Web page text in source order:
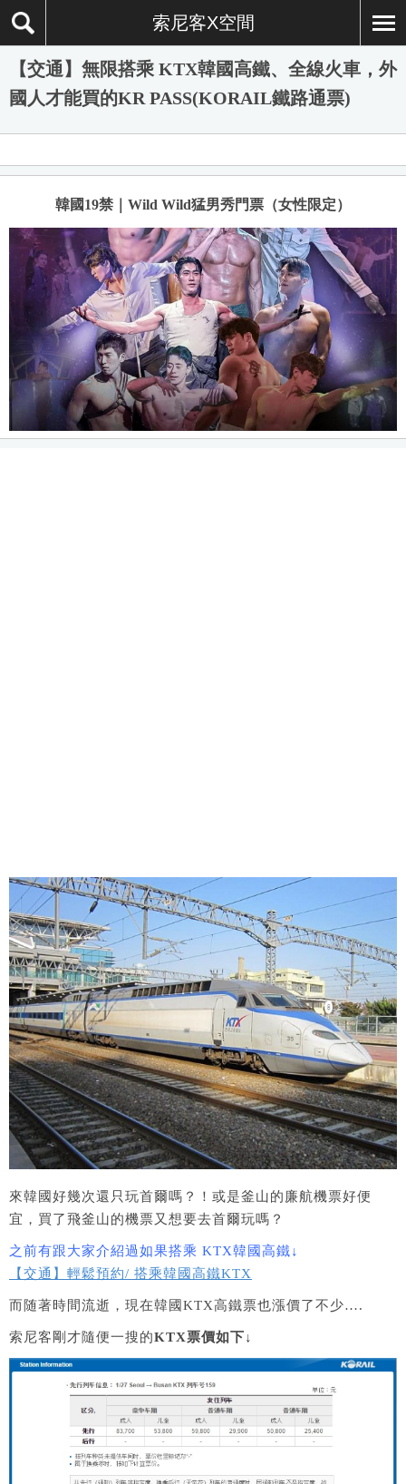
索尼客X空間
【交通】無限搭乘 KTX韓國高鐵、全線火車，外
國人才能買的KR PASS(KORAIL鐵路通票)
韓國19禁｜Wild Wild猛男秀門票（女性限定）
來韓國好幾次還只玩首爾嗎？！或是釜山的廉航機票好便
宜，買了飛釜山的機票又想要去首爾玩嗎？
之前有跟大家介紹過如果搭乘 KTX韓國高鐵↓
【交通】輕鬆預約/ 搭乘韓國高鐵KTX
而随著時間流逝，現在韓國KTX高鐵票也漲價了不少….
索尼客剛才隨便一搜的KTX票價如下↓